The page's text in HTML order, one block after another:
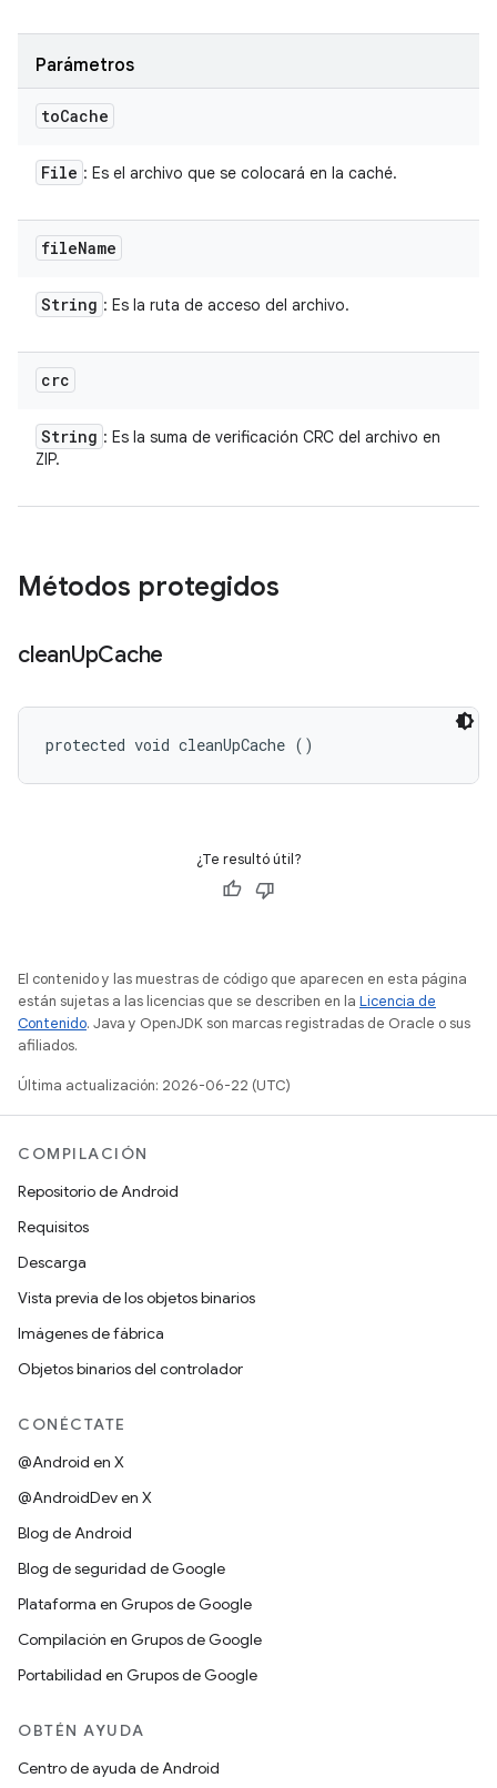
Parámetros
toCache
File : Es el archivo que se colocará en la caché.
fileName
String : Es la ruta de acceso del archivo.
crc
String : Es la suma de verificación CRC del archivo en
ZIP.
Métodos protegidos
cleanUpCache
protected void cleanUpCache ()
¿Te resultó útil?
El contenido y las muestras de código que aparecen en esta página
están sujetas a las licencias que se describen en la Licencia de
Contenido. Java y OpenJDK son marcas registradas de Oracle o sus
afiliados.
Última actualización: 2026-06-22 (UTC)
COMPILACIÓN
Repositorio de Android
Requisitos
Descarga
Vista previa de los objetos binarios
Imágenes de fábrica
Objetos binarios del controlador
CONÉCTATE
@Android en X
@AndroidDev en X
Blog de Android
Blog de seguridad de Google
Plataforma en Grupos de Google
Compilación en Grupos de Google
Portabilidad en Grupos de Google
OBTÉN AYUDA
Centro de ayuda de Android